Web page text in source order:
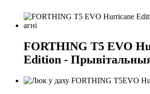
FORTHING T5 EVO
Edition -